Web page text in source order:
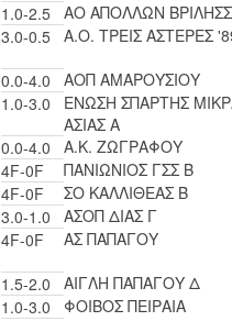
1.0-2.5 ΑΟ ΑΠΟΛΛΩΝ
3.0-0.5 A.O. ΤΡΕΙΣ ΑΣΤΕΡΕΣ
0.0-4.0
ΑΟΠ ΑΜΑΡΟΥΣΙΟΥ
1.0-3.0
ΕΝΩΣΗ ΣΠΑΡΤΗΣ
ΑΣΙΑΣ Α
0.0-4.0
A.K. ZΩΓΡΑΦΟΥ
4F-0F
ΠΑΝΙΩΝΙΟΣ ΓΣΣ Β
4F-0F
ΣΟ ΚΑΛΛΙΘΕΑΣ Β
3.0-1.0
ΑΣΟΠ ΔΙΑΣ Γ
4F-0F
ΑΣ ΠΑΠΑΓΟΥ
1.5-2.0
ΑΙΓΛΗ ΠΑΠΑΓΟΥ Δ
1.0-3.0
ΦΟΙΒΟΣ ΠΕΙΡΑΙΑ